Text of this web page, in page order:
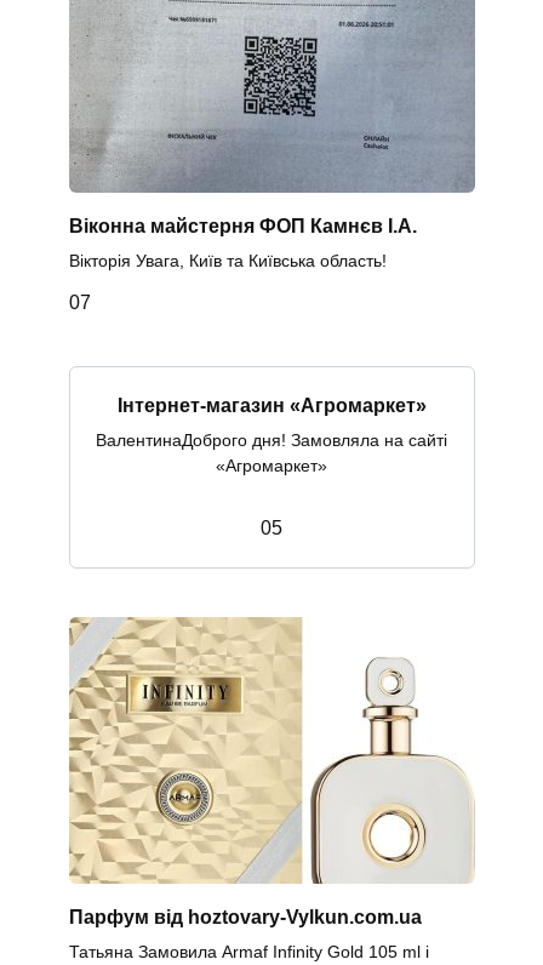
Віконна майстерня ФОП Камнєв І.А.
Вікторія Увага, Київ та Київська область!
07
Інтернет-магазин «Агромаркет»
ВалентинаДоброго дня! Замовляла на сайті
«Агромаркет»
05
Парфум від hoztovary-Vylkun.com.ua
Татьяна Замовила Armaf Infinity Gold 105 ml і